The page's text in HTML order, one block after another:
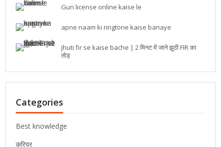
Gun license online kaise le
apne naam ki ringtone kaise banaye
jhuti fir se kaise bache | 2 मिनट में जाने झूठी FIR का
तोड़
Categories
Best knowledge
करियर